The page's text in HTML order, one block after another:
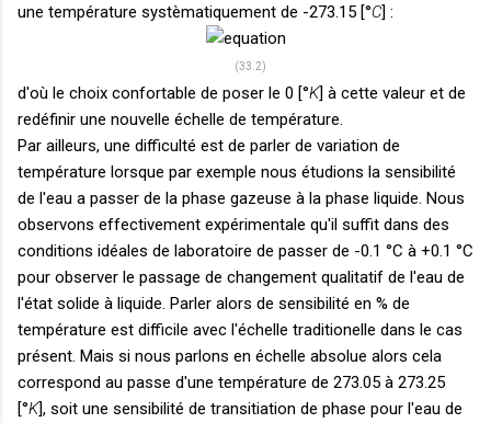
une température systèmatiquement de -273.15 [°C] :
(33.2)
d'où le choix confortable de poser le 0 [°K] à cette valeur et de
redéfinir une nouvelle échelle de température.
Par ailleurs, une difficulté est de parler de variation de
température lorsque par exemple nous étudions la sensibilité
de l'eau a passer de la phase gazeuse à la phase liquide. Nous
observons effectivement expérimentale qu'il suffit dans des
conditions idéales de laboratoire de passer de -0.1 °C à +0.1 °C
pour observer le passage de changement qualitatif de l'eau de
l'état solide à liquide. Parler alors de sensibilité en % de
température est difficile avec l'échelle traditionelle dans le cas
présent. Mais si nous parlons en échelle absolue alors cela
correspond au passe d'une température de 273.05 à 273.25
[°K], soit une sensibilité de transitiation de phase pour l'eau de